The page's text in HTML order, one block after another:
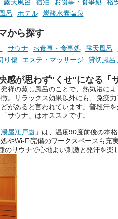
露天風呂 宿泊 お食事・食事処
格
呂 ホテル 炭酸水素塩泉
から探す
サウナ お食事・食事処 露天風呂
り傷 エステ・マッサージ 貸切風呂
感が思わず"くせ"になる「
発祥の蒸し風呂のことで、熱気浴に
。リラックス効果以外にも、免疫
があると言われています。普段汗
サウナ」はオススメです。
屋江戸遊 」は、温度90度前後の本
やWi-Fi完備のワークスペースも充
のサウナで心地よい刺激と発汗を楽